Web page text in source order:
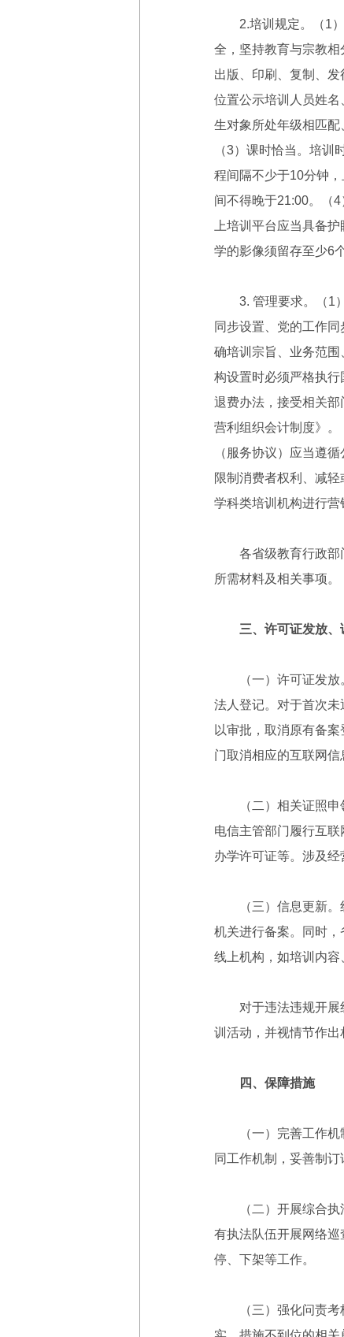
2.培训规定。（1）
全，坚持教育与宗教
出版、印刷、复制、
位置公示培训人员姓
生对象所处年级相匹配
（3）课时恰当。培
程间隔不少于10分钟
间不得晚于21:00。（
上培训平台应当具备
学的影像须留存至少6
3. 管理要求。（1）
同步设置、党的工作
确培训宗旨、业务范
构设置时必须严格执
退费办法，接受相关
营利组织会计制度》
（服务协议）应当遵
限制消费者权利、减
学科类培训机构进行营
各省级教育行政部门
所需材料及相关事项。
三、许可证发放
（一）许可证发放。
法人登记。对于首次
以审批，取消原有备
门取消相应的互联网信
（二）相关证照申领
电信主管部门履行互
办学许可证等。涉及经
（三）信息更新。线
机关进行备案。同时
线上机构，如培训内容
对于违法违规开展线
训活动，并视情节作出
四、保障措施
（一）完善工作机制
同工作机制，妥善制
（二）开展综合执法
有执法队伍开展网络
停、下架等工作。
（三）强化问责考核